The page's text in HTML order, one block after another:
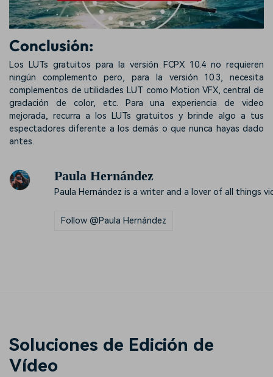
Conclusión:
Los LUTs gratuitos para la versión FCPX 10.4 no requieren
ningún complemento pero, para la versión 10.3, necesita
complementos de utilidades LUT como Motion VFX, central de
gradación de color, etc. Para una experiencia de video
mejorada, recurra a los LUTs gratuitos y brinde algo a tus
espectadores diferente a los demás o que nunca hayas dado
antes.
Paula Hernández
Paula Hernández is a writer and a lover of all things
Follow @Paula Hernández
Soluciones de Edición de
Vídeo